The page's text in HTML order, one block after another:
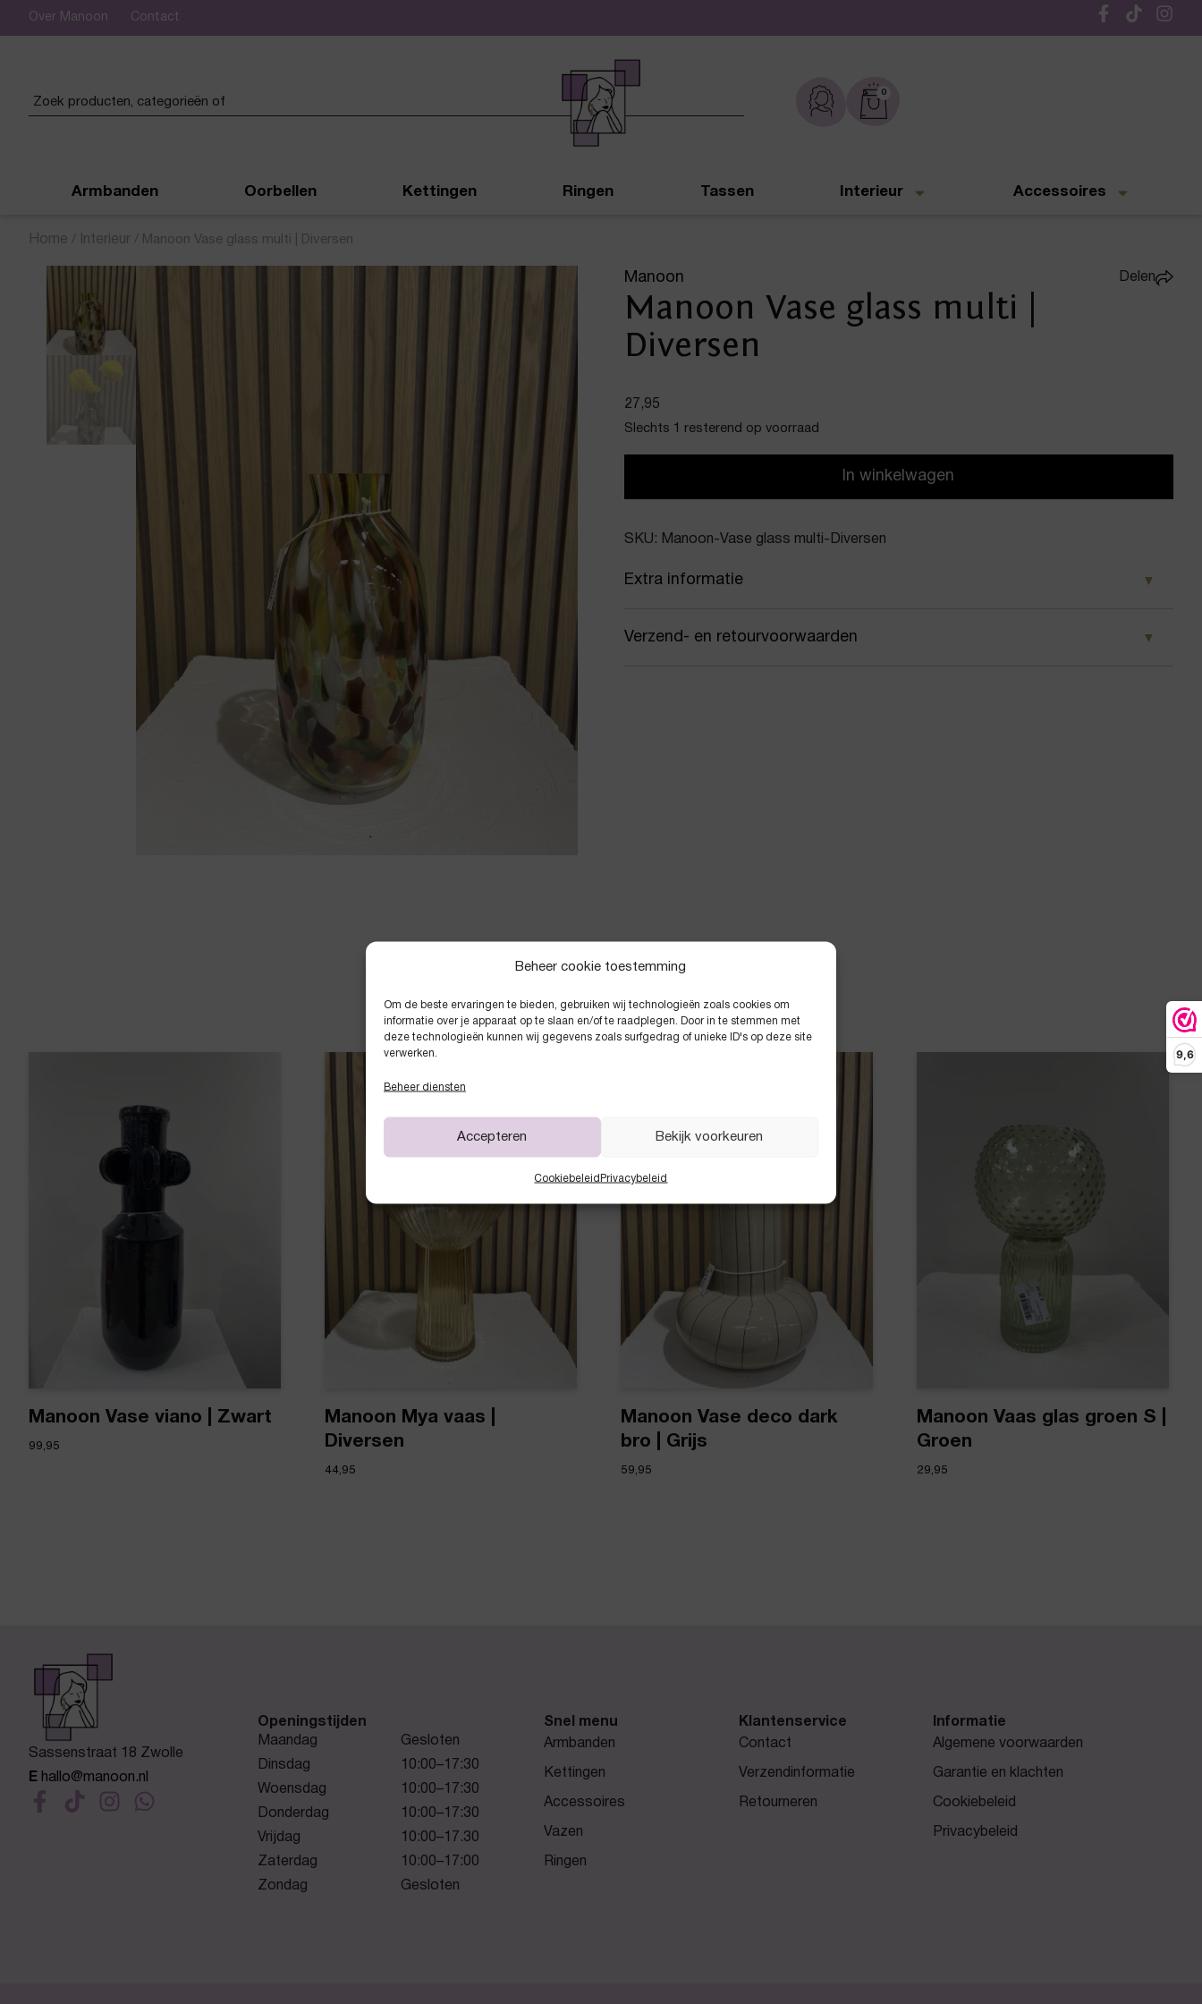
9,6
Beheer cookie toestemming
Om de beste ervaringen te bieden, gebruiken wij technologieën zoals cookies om
informatie over je apparaat op te slaan en/of te raadplegen. Door in te stemmen met
deze technologieën kunnen wij gegevens zoals surfgedrag of unieke ID's op deze site
verwerken.
Beheer diensten
Accepteren Bekijk voorkeuren
Cookiebeleid Privacybeleid
Over Manoon Contact
De leukste sieraden online en in de winkel Gratis verzending vanaf € 50,-
0
Armbanden Oorbellen Kettingen Ringen Tassen Interieur Accessoires
Home / Interieur / Manoon Vase glass multi | Diversen
Manoon
Manoon Vase glass multi |
Diversen
Delen
27,95
Slechts 1 resterend op voorraad
In winkelwagen
SKU: Manoon-Vase glass multi-Diversen
Extra informatie
Kleur Diversen
Verzend- en retourvoorwaarden
Anderen kochten ook
Manoon Vase viano | Zwart
99,95
Manoon Mya vaas |
Diversen
44,95
Manoon Vase deco dark
bro | Grijs
59,95
Manoon Vaas glas groen S |
Groen
29,95
Sassenstraat 18 Zwolle
E hallo@manoon.nl
Openingstijden
Maandag
Gesloten
Dinsdag
10:00–17:30
Woensdag
10:00–17:30
Donderdag
10:00–17:30
Vrijdag
10:00–17.30
Zaterdag
10:00–17:00
Zondag
Gesloten
Snel menu
Armbanden
Kettingen
Accessoires
Vazen
Ringen
Klantenservice
Contact
Verzendinformatie
Retourneren
Informatie
Algemene voorwaarden
Garantie en klachten
Cookiebeleid
Privacybeleid